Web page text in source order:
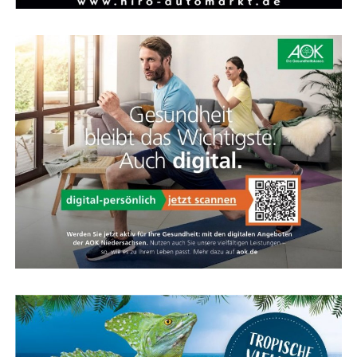
Kom­fort und Sport­lich­keit vereint
Die Feder­ga­bel des Evia sieht sport­lich aus, ist kom­for­ta­
bel und viel leich­ter als eine Stan­dard-Feder­ga­bel. Die­se
Feder­ein­heit spricht nur bei Bedarf an und bie­tet
zusätz­li­chen Kom­fort für Hand­ge­len­ke und Schul­tern,
ohne das direk­te Fahr­ge­fühl zu verlieren.
Kar­te für das Ems­land Papenburg
Mit einer sol­chen Kom­bi­na­ti­on aus hoher Qua­li­tät,
durch­dach­tem Design und maxi­ma­ler Fle­xi­bi­li­tät setzt
das Kalk­hoff ENDEAVOUR 7.B ADVANCE neue Maß­stä­be
im Bereich der Trek­king-E-Bikes. Es ist die idea­le Wahl
für all jene, die ein zuver­läs­si­ges, robus­tes und kom­for­
ta­bles E‑Bike suchen, das auch bei hoher Zula­dung kei­ne
Kom­pro­mis­se eingeht.
KALKHOFF Fach­händ­ler in Ihrer Nähe
Papen­burg Emsland
Fach­händ­ler Kalk­hoff — Ems­land, Rhei­der­land, Rhau­der­